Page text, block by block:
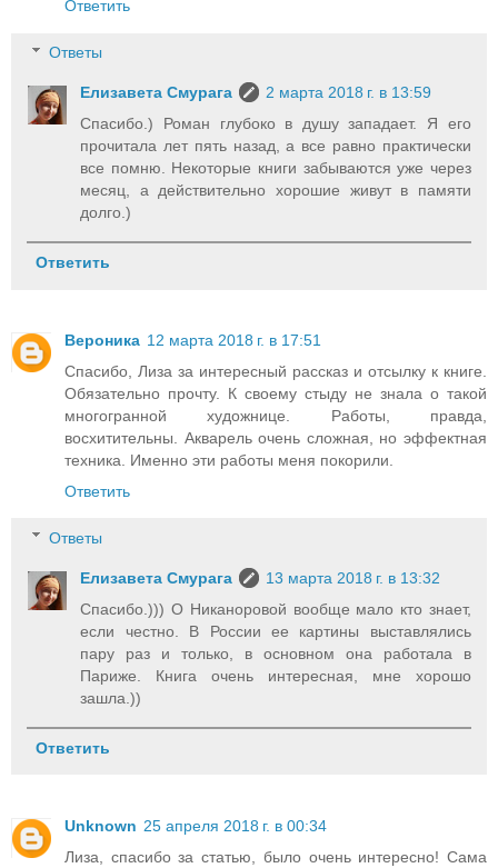
Ответить
Ответы
Елизавета Смурага
2 марта 2018 г. в 13:59
Спасибо.) Роман глубоко в душу западает. Я его
прочитала лет пять назад, а все равно практически
все помню. Некоторые книги забываются уже через
месяц, а действительно хорошие живут в памяти
долго.)
Ответить
Вероника 12 марта 2018 г. в 17:51
Спасибо, Лиза за интересный рассказ и отсылку к книге.
Обязательно прочту. К своему стыду не знала о такой
многогранной художнице. Работы, правда,
восхитительны. Акварель очень сложная, но эффектная
техника. Именно эти работы меня покорили.
Ответить
Ответы
Елизавета Смурага
13 марта 2018 г. в 13:32
Спасибо.))) О Никаноровой вообще мало кто знает,
если честно. В России ее картины выставлялись
пару раз и только, в основном она работала в
Париже. Книга очень интересная, мне хорошо
зашла.))
Ответить
Unknown 25 апреля 2018 г. в 00:34
Лиза, спасибо за статью, было очень интересно! Сама